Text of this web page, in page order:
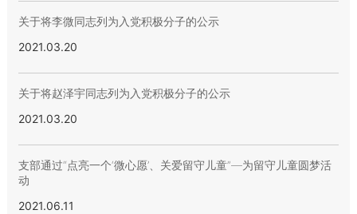
关于将李微同志列为入党积极分子的公示
2021.03.20
关于将赵泽宇同志列为入党积极分子的公示
2021.03.20
支部通过“点亮一个‘微心愿’、关爱留守儿童”—为留守儿童圆梦活
动
2021.06.11